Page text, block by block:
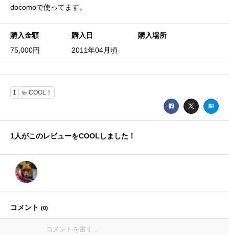
docomoで使ってます。
購入金額
75,000円
購入日
2011年04月頃
購入場所
1 COOL！
1人がこのレビューをCOOLしました！
コメント (0)